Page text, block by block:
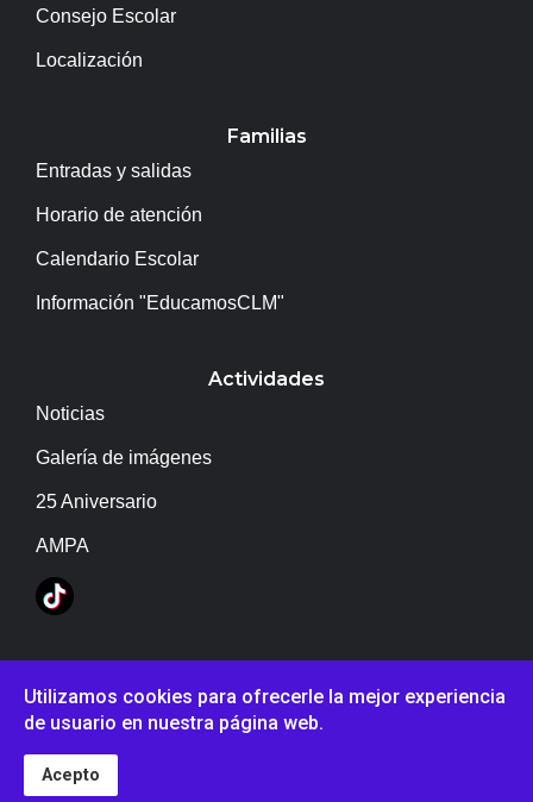
Consejo Escolar
Localización
Familias
Entradas y salidas
Horario de atención
Calendario Escolar
Información "EducamosCLM"
Actividades
Noticias
Galería de imágenes
25 Aniversario
AMPA
Utilizamos cookies para ofrecerle la mejor experiencia
de usuario en nuestra página web.
Acepto